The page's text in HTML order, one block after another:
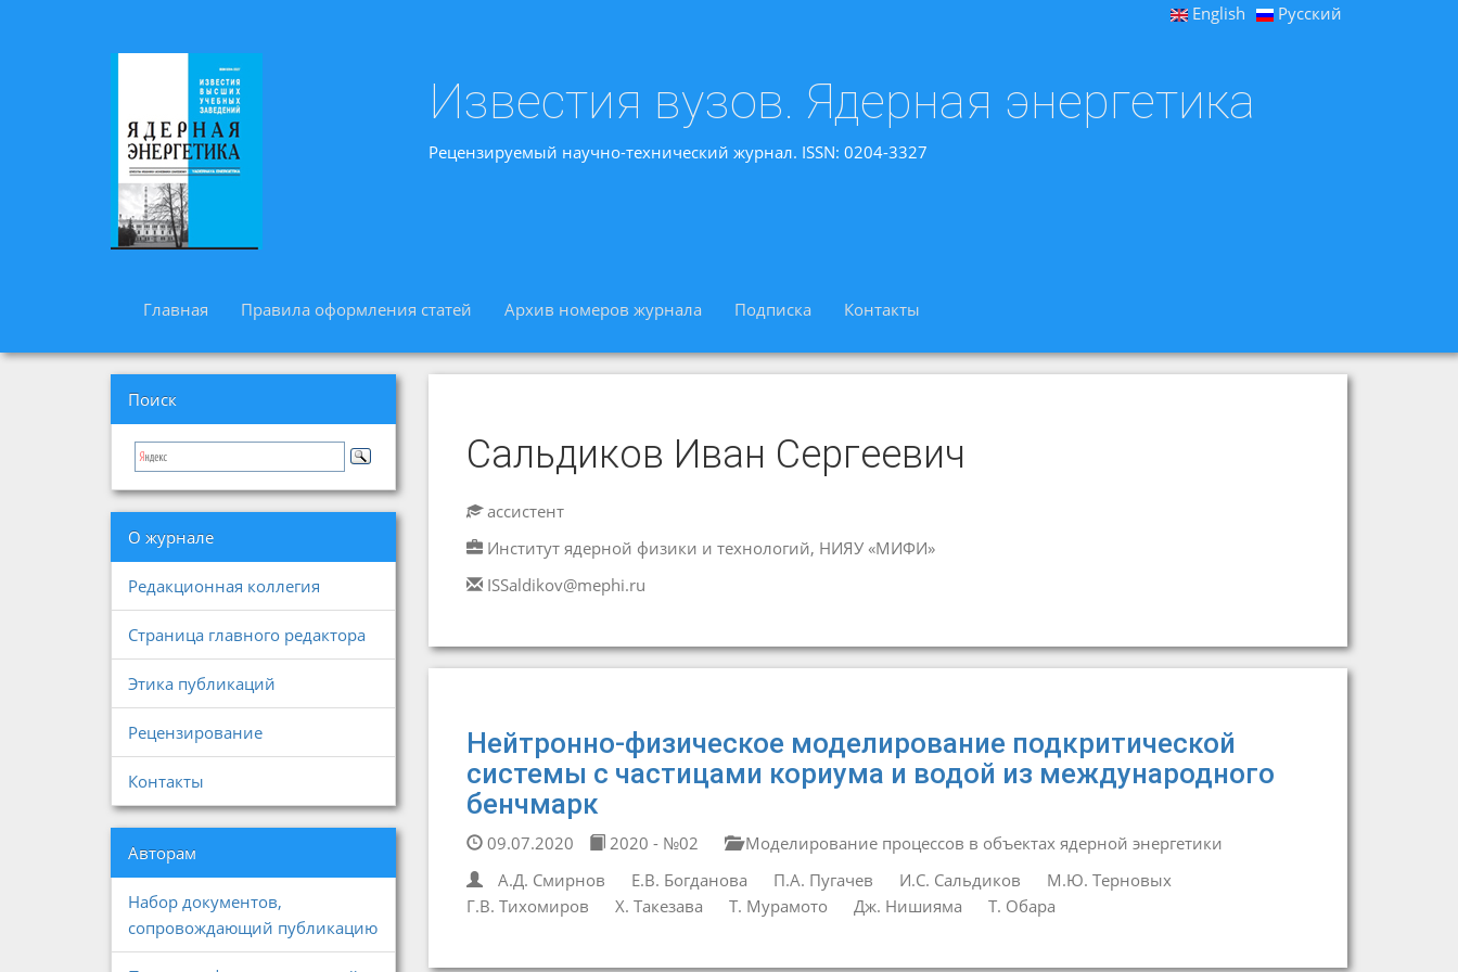
English Русский
Известия вузов. Ядерная энергетика
Рецензируемый научно-технический журнал. ISSN: 0204-3327
Главная Правила оформления статей Архив номеров журнала Подписка Контакты
Поиск
О журнале
Редакционная коллегия
Страница главного редактора
Этика публикаций
Рецензирование
Контакты
Авторам
Набор документов,
сопровождающий публикацию
Сальдиков Иван Сергеевич
ассистент
Институт ядерной физики и технологий, НИЯУ «МИФИ»
ISSaldikov@mephi.ru
Нейтронно-физическое моделирование подкритической
системы с частицами кориума и водой из международного
бенчмарк
09.07.2020 2020 - №02
Моделирование процессов в объектах ядерной энергетики
А.Д. Смирнов
Е.В. Богданова П.А. Пугачев И.С. Сальдиков
М.Ю. Терновых
Г.В. Тихомиров
Х. Такезава Т. Мурамото Дж. Нишияма Т. Обара